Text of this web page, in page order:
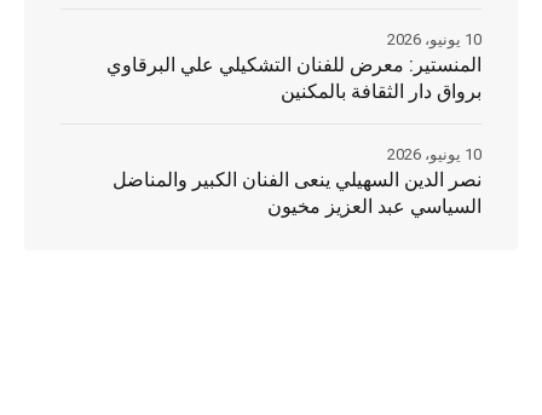
المنستير: معرض للفنان التشكيلي علي البرقاوي
برواق دار الثقافة بالمكنين
10 يونيو، 2026
نصر الدين السهيلي ينعى الفنان الكبير والمناضل
السياسي عبد العزيز مخيون
10 يونيو، 2026